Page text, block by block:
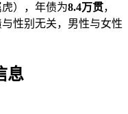
虎），年债为8.4万贯，
性别无关，男性与女性
息